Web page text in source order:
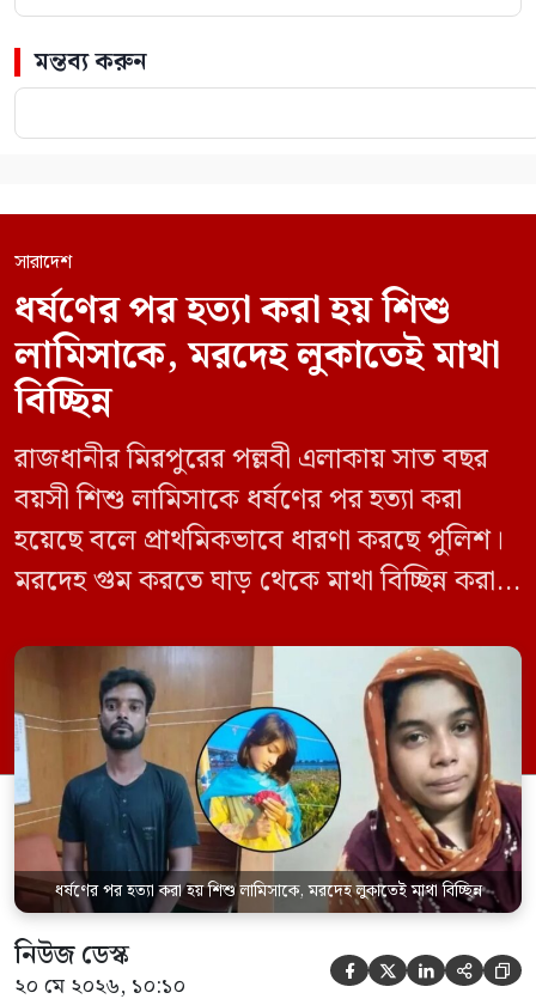
মন্তব্য করুন
সারাদেশ
ধর্ষণের পর হত্যা করা হয় শিশু
লামিসাকে, মরদেহ লুকাতেই মাথা
বিচ্ছিন্ন
রাজধানীর মিরপুরের পল্লবী এলাকায় সাত বছর
বয়সী শিশু লামিসাকে ধর্ষণের পর হত্যা করা
হয়েছে বলে প্রাথমিকভাবে ধারণা করছে পুলিশ।
মরদেহ গুম করতে ঘাড় থেকে মাথা বিচ্ছিন্ন করা
চালানো হয় এই নৃশংস হত্যাকাণ্ডে পাশের ফ্ল্যাটের
ভাড়াটিয়া সোহেল রানা (৩০) ও তার স্ত্রী স্বপ্না
আক্তারকে (২৬) মাত্র ৭ ঘণ্টার […]
ধর্ষণের পর হত্যা করা হয় শিশু লামিসাকে, মরদেহ লুকাতেই মাথা বিচ্ছিন্ন
নিউজ ডেস্ক
২০ মে ২০২৬, ১০:১০     